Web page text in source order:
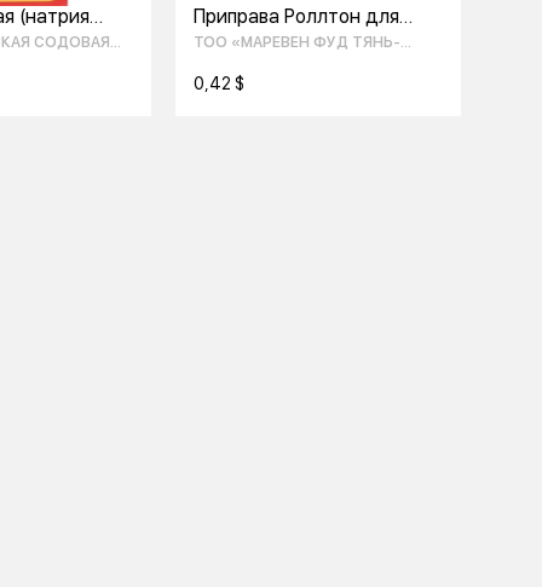
(натрия
порошок
СОДОВАЯ
Приправа Роллтон для
мяса 70гр
ТОО «МАРЕВЕН ФУД ТЯНЬ-